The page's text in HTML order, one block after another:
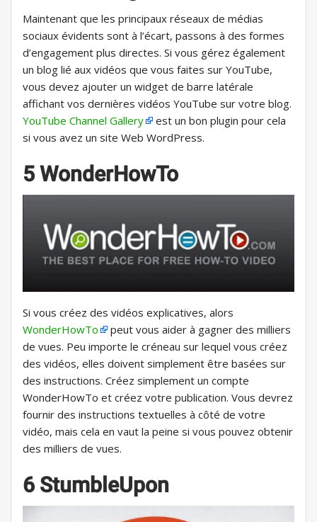
Maintenant que les principaux réseaux de médias
sociaux évidents sont à l’écart, passons à des formes
d’engagement plus directes. Si vous gérez également
un blog lié aux vidéos que vous faites sur YouTube,
vous devez ajouter un widget de barre latérale
affichant vos dernières vidéos YouTube sur votre blog.
YouTube Channel Gallery
est un bon plugin pour cela
si vous avez un site Web WordPress.
5 WonderHowTo
Si vous créez des vidéos explicatives, alors
WonderHowTo
peut vous aider à gagner des milliers
de vues. Peu importe le créneau sur lequel vous créez
des vidéos, elles doivent simplement être basées sur
des instructions. Créez simplement un compte
WonderHowTo et créez votre publication. Vous devrez
fournir des instructions textuelles à côté de votre
vidéo, mais cela en vaut la peine si vous pouvez obtenir
des milliers de vues.
6 StumbleUpon